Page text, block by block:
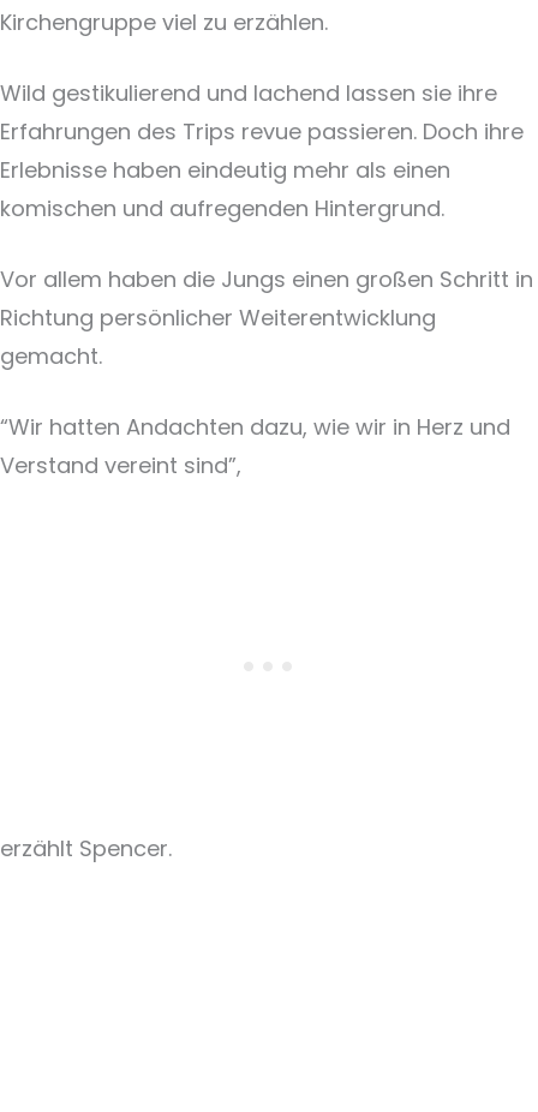
Kirchengruppe viel zu erzählen.
Wild gestikulierend und lachend lassen sie ihre
Erfahrungen des Trips revue passieren. Doch ihre
Erlebnisse haben eindeutig mehr als einen
komischen und aufregenden Hintergrund.
Vor allem haben die Jungs einen großen Schritt in
Richtung persönlicher Weiterentwicklung
gemacht.
“Wir hatten Andachten dazu, wie wir in Herz und
Verstand vereint sind”,
erzählt Spencer.